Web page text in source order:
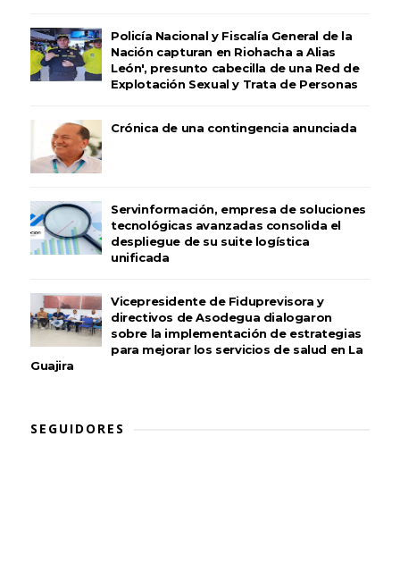
Policía Nacional y Fiscalía General de la
Nación capturan en Riohacha a Alias
León', presunto cabecilla de una Red de
Explotación Sexual y Trata de Personas
Crónica de una contingencia anunciada
Servinformación, empresa de soluciones
tecnológicas avanzadas consolida el
despliegue de su suite logística
unificada
Vicepresidente de Fiduprevisora y
directivos de Asodegua dialogaron
sobre la implementación de estrategias
para mejorar los servicios de salud en La
Guajira
SEGUIDORES